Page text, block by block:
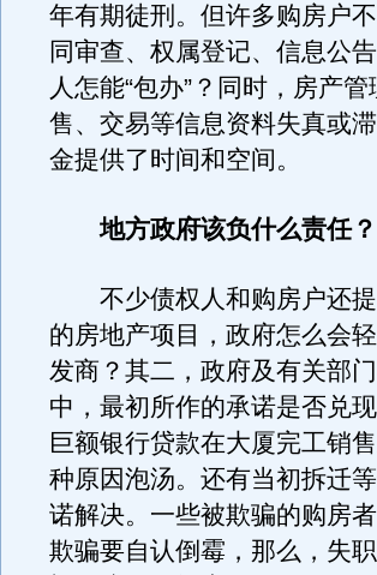
年有期徒刑。但许多购房户
同审查、权属登记、信息公
人怎能“包办”？同时，房产
售、交易等信息资料失真或
金提供了时间和空间。
地方政府该负什么责任？
不少债权人和购房户还提
的房地产项目，政府怎么会
发商？其二，政府及有关部
中，最初所作的承诺是否兑
巨额银行贷款在大厦完工销
种原因泡汤。还有当初拆迁
诺解决。一些被欺骗的购房
欺骗要自认倒霉，那么，失